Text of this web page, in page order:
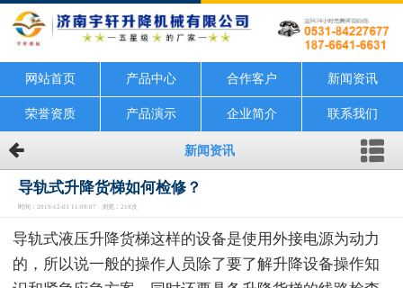
网站首页 产品中心 合作客户 新闻资讯
荣誉资质 产品演示 企业简介 联系我们
新闻资讯
导轨式升降货梯如何检修？
时间：2019-12-03 11:09:07 浏览：219次
导轨式液压升降货梯这样的设备是使用外接电源为动力
的，所以说一般的操作人员除了要了解升降设备操作知